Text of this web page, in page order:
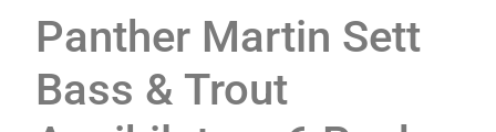
Panther Martin Sett
Bass & Trout